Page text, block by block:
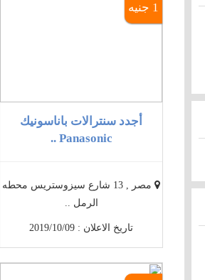
1 جنيه
أجدد سنترالات باناسونيك
Panasonic ..
مصر , 13 شارع سيزوستريس محطه
الرمل ..
تاريخ الاعلان : 2019/10/09